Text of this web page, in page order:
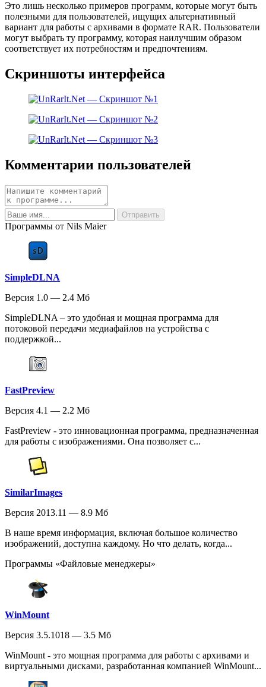
Это лишь несколько примеров программ, которые могут быть
полезными для пользователей, ищущих альтернативный
вариант для работы с архивами в формате RAR. Пользователи
могут выбрать ту программу, которая наилучшим образом
соответствует их потребностям и предпочтениям.
Скриншоты интерфейса
Комментарии пользователей
Программы от Nils Maier
SimpleDLNA
Версия 1.0 — 2.4 Мб
SimpleDLNA – это удобная и мощная программа для
потоковой передачи медиафайлов на устройства с
поддержкой...
FastPreview
Версия 4.1 — 2.2 Мб
FastPreview - это инновационная программа, предназначенная
для работы с изображениями. Она позволяет с...
SimilarImages
Версия 2013.11 — 8.9 Мб
В наше время информация, включая большое количество
изображений, доступна каждому. Но что делать, когда...
Программы «Файловые менеджеры»
WinMount
Версия 3.5.1018 — 3.5 Мб
WinMount - это мощная программа для работы с архивами и
виртуальными дисками, разработанная компанией WinMount...